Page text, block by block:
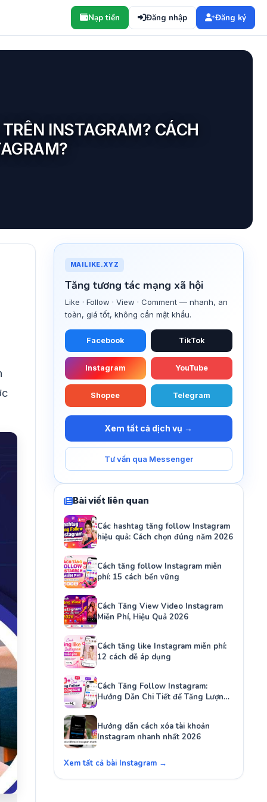
Nạp tiền Đăng nhập Đăng ký
INSTAGRAM? CÁCH
MAILIKE.XYZ
Tăng tương tác mạng xã hội
Like · Follow · View · Comment — nhanh, an
toàn, giá tốt, không cần mật khẩu.
Facebook TikTok
Instagram YouTube
Shopee Telegram
Xem tất cả dịch vụ →
Tư vấn qua Messenger
Bài viết liên quan
Các hashtag tăng follow Instagram
hiệu quả: Cách chọn đúng năm 2026
Cách tăng follow Instagram miễn
phí: 15 cách bền vững
Cách Tăng View Video Instagram
Miễn Phí, Hiệu Quả 2026
Cách tăng like Instagram miễn phí:
12 cách dễ áp dụng
Cách Tăng Follow Instagram:
Hướng Dẫn Chi Tiết để Tăng Lượng
Người Theo Dõi Của Bạn
Hướng dẫn cách xóa tài khoản
Instagram nhanh nhất 2026
Xem tất cả bài Instagram →